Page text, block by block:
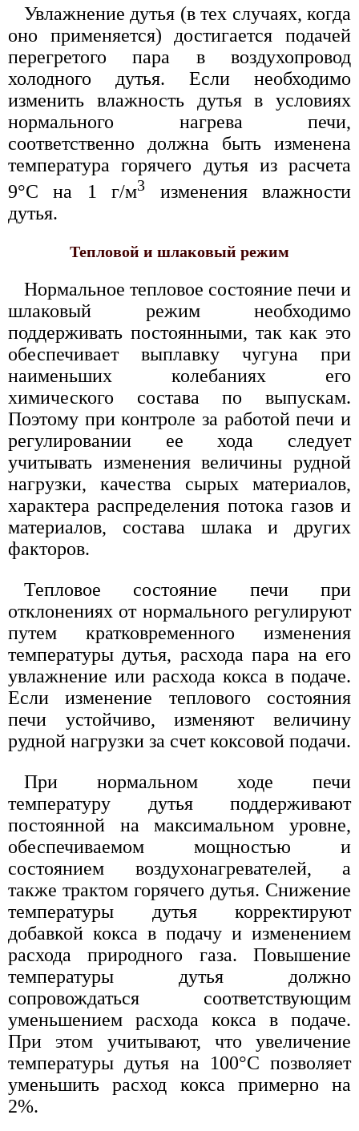
Увлажнение дутья (в тех случаях, когда
оно применяется) достигается подачей
перегретого пара в воздухопровод
холодного дутья. Если необходимо
изменить влажность дутья в условиях
нормального нагрева печи,
соответственно должна быть изменена
температура горячего дутья из расчета
9°С на 1 г/м3
изменения влажности
дутья.
Тепловой и шлаковый режим
Нормальное тепловое состояние печи и
шлаковый режим необходимо
поддерживать постоянными, так как это
обеспечивает выплавку чугуна при
наименьших колебаниях его
химического состава по выпускам.
Поэтому при контроле за работой печи и
регулировании ее хода следует
учитывать изменения величины рудной
нагрузки, качества сырых материалов,
характера распределения потока газов и
материалов, состава шлака и других
факторов.
Тепловое состояние печи при
отклонениях от нормального регулируют
путем кратковременного изменения
температуры дутья, расхода пара на его
увлажнение или расхода кокса в подаче.
Если изменение теплового состояния
печи устойчиво, изменяют величину
рудной нагрузки за счет коксовой подачи.
При нормальном ходе печи
температуру дутья поддерживают
постоянной на максимальном уровне,
обеспечиваемом мощностью и
состоянием воздухонагревателей, а
также трактом горячего дутья. Снижение
температуры дутья корректируют
добавкой кокса в подачу и изменением
расхода природного газа. Повышение
температуры дутья должно
сопровождаться соответствующим
уменьшением расхода кокса в подаче.
При этом учитывают, что увеличение
температуры дутья на 100°С позволяет
уменьшить расход кокса примерно на
2%.